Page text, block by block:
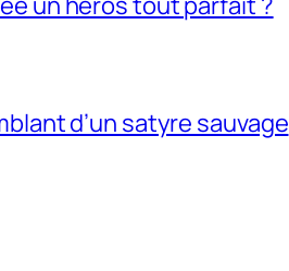
d’un satyre sauvage